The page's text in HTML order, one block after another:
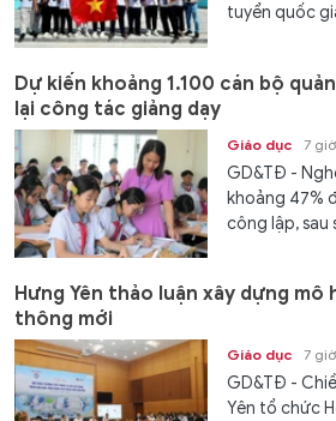
tuyển quốc
Dự kiến khoảng 1.100 cán bộ
lại công tác giảng dạy
Giáo dục 7
GD&TĐ -
khoảng 47%
công lập, sau
Hưng Yên thảo luận xây dựng
thông mới
Giáo dục 7
GD&TĐ -
Yên tổ chức